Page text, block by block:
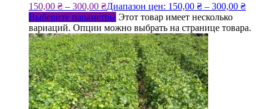
150,00 ₴ – 300,00 ₴Диапазон цен: 150,00 ₴ – 300,00 ₴
Выберите параметры Этот товар имеет несколько
вариаций. Опции можно выбрать на странице товара.